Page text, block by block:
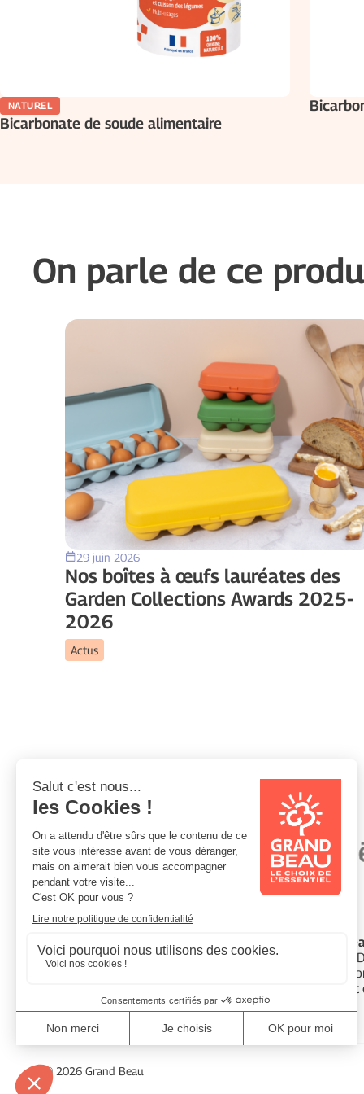
NATUREL
Bicarbonate de soude alimentaire
On parle de ce
29 juin 2026
Nos boîtes à œufs lauréates des
Garden Collections Awards 2025-
2026
Actus
Vos anciennes marques:
Gardons le lien
Contactez-nous
Grand
Recettes
© 2026 Grand Beau